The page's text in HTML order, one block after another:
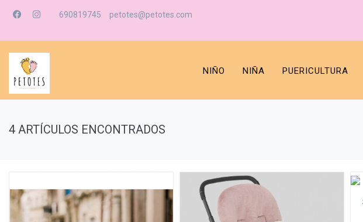
690819745 petotes@petotes.com
NIÑO NIÑA PUERICULTURA
4 ARTÍCULOS ENCONTRADOS